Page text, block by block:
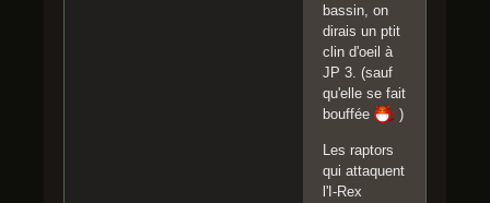
bassin, on
dirais un ptit
clin d'oeil à
JP 3. (sauf
qu'elle se fait
bouffée
)
Les raptors
qui attaquent
l'I-Rex